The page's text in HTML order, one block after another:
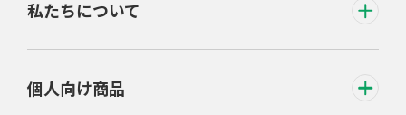
私たちについて
個人向け商品